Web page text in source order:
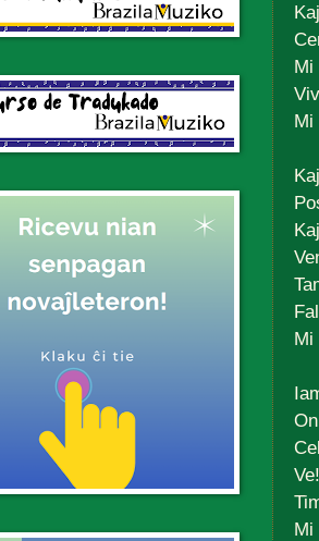
Mi
Mi
Mi
Mi